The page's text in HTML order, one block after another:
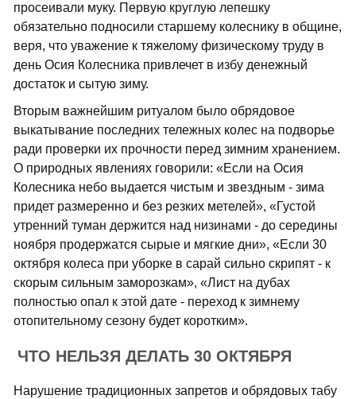
просеивали муку. Первую круглую лепешку
обязательно подносили старшему колеснику в общине,
веря, что уважение к тяжелому физическому труду в
день Осия Колесника привлечет в избу денежный
достаток и сытую зиму.
Вторым важнейшим ритуалом было обрядовое
выкатывание последних тележных колес на подворье
ради проверки их прочности перед зимним хранением.
О природных явлениях говорили: «Если на Осия
Колесника небо выдается чистым и звездным - зима
придет размеренно и без резких метелей», «Густой
утренний туман держится над низинами - до середины
ноября продержатся сырые и мягкие дни», «Если 30
октября колеса при уборке в сарай сильно скрипят - к
скорым сильным заморозкам», «Лист на дубах
полностью опал к этой дате - переход к зимнему
отопительному сезону будет коротким».
ЧТО НЕЛЬЗЯ ДЕЛАТЬ 30 ОКТЯБРЯ
Нарушение традиционных запретов и обрядовых табу